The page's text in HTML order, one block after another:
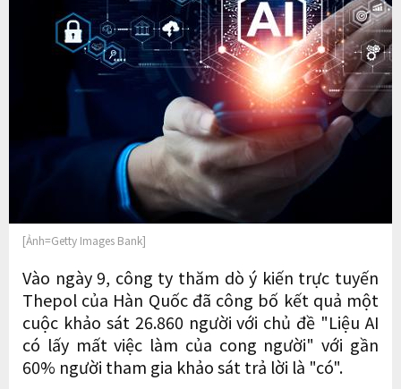
[Ảnh=Getty Images Bank]
Vào ngày 9, công ty thăm dò ý kiến ​​trực tuyến
Thepol của Hàn Quốc đã công bố kết quả một
cuộc khảo sát 26.860 người với chủ đề "Liệu AI
có lấy mất việc làm của cong người" với gần
60% người tham gia khảo sát trả lời là "có".